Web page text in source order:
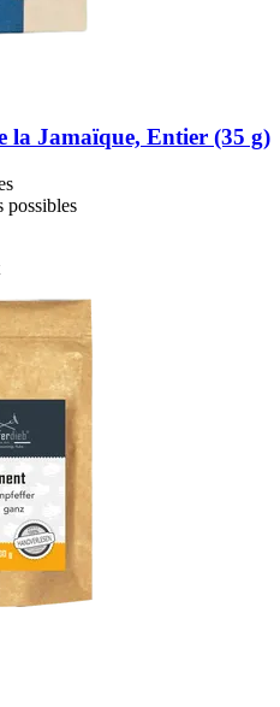
la Jamaïque, Entier (35 g)
possibles